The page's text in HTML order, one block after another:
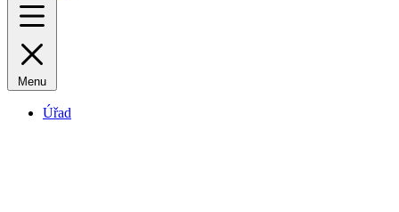
Menu
Úřad